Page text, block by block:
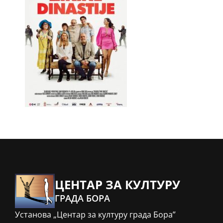
ЦЕНТАР ЗА КУЛТУРУ
ГРАДА БОРА
Установа „Центар за културу града Бора”